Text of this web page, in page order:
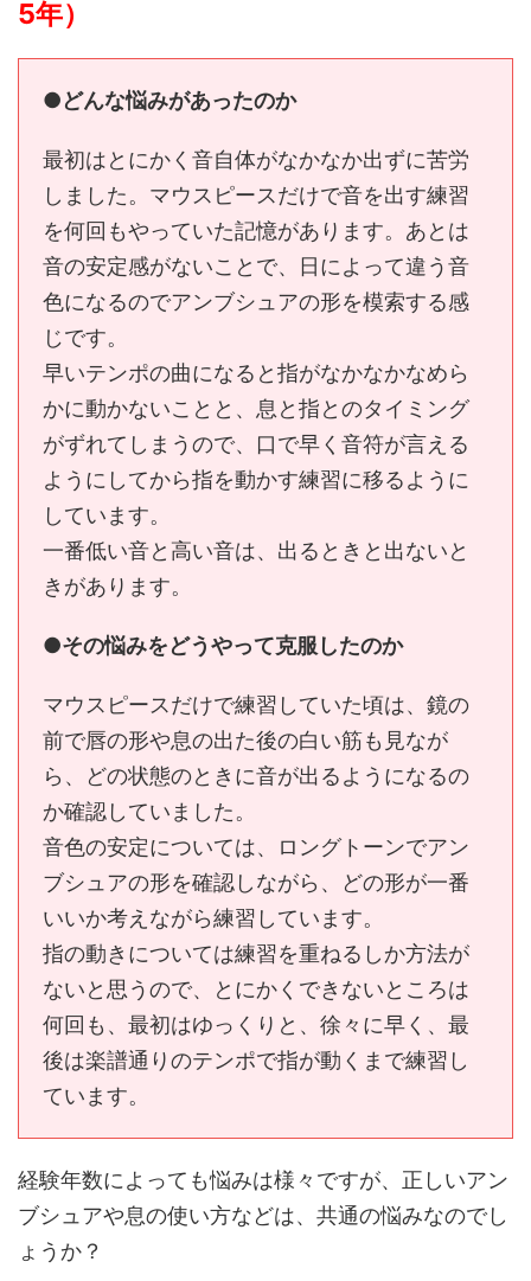
5年）
●どんな悩みがあったのか
最初はとにかく音自体がなかなか出ずに苦労
しました。マウスピースだけで音を出す練習
を何回もやっていた記憶があります。あとは
音の安定感がないことで、日によって違う音
色になるのでアンブシュアの形を模索する感
じです。
早いテンポの曲になると指がなかなかなめら
かに動かないことと、息と指とのタイミング
がずれてしまうので、口で早く音符が言える
ようにしてから指を動かす練習に移るように
しています。
一番低い音と高い音は、出るときと出ないと
きがあります。
●その悩みをどうやって克服したのか
マウスピースだけで練習していた頃は、鏡の
前で唇の形や息の出た後の白い筋も見なが
ら、どの状態のときに音が出るようになるの
か確認していました。
音色の安定については、ロングトーンでアン
ブシュアの形を確認しながら、どの形が一番
いいか考えながら練習しています。
指の動きについては練習を重ねるしか方法が
ないと思うので、とにかくできないところは
何回も、最初はゆっくりと、徐々に早く、最
後は楽譜通りのテンポで指が動くまで練習し
ています。
経験年数によっても悩みは様々ですが、正しいアン
ブシュアや息の使い方などは、共通の悩みなのでし
ょうか？